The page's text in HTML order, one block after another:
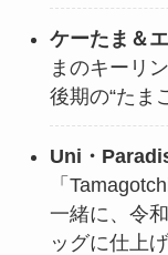
ケーたま＆
まのキーリ
後期の“たま
Uni・
「
一緒に、令
ッグに仕上げ